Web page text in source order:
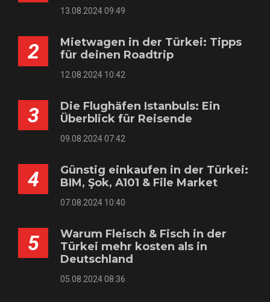
13.08.2024 09:49
2
Mietwagen in der Türkei: Tipps
für deinen Roadtrip
12.08.2024 10:42
3
Die Flughäfen Istanbuls: Ein
Überblick für Reisende
09.08.2024 07:42
4
Günstig einkaufen in der Türkei:
BIM, Şok, A101 & File Market
07.08.2024 10:40
5
Warum Fleisch & Fisch in der
Türkei mehr kosten als in
Deutschland
05.08.2024 08:36